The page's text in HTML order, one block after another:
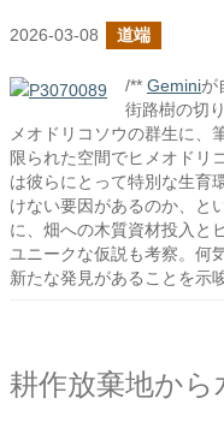
2026-03-08 道端
/** Geminiが
街路樹の切
メオドリコソウの群生に、
限られた空間でヒメオドリ
は彼らにとって特別な生育
けない要因があるのか、と
に、畑への木質資材投入と
ユニークな仮説も考察。何
新たな発見があることを示